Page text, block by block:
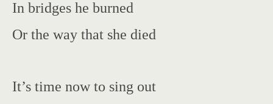
In bridges he burned
Or the way that she died
It’s time now to sing out